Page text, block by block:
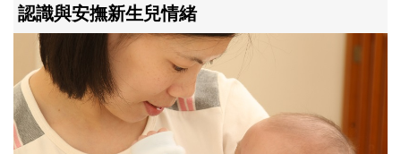
認識與安撫新生兒情緒